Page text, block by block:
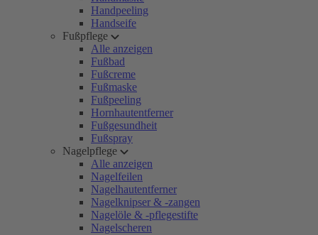
Handpeeling
Handseife
Fußpflege
Alle anzeigen
Fußbad
Fußcreme
Fußmaske
Fußpeeling
Hornhautentferner
Fußgesundheit
Fußspray
Nagelpflege
Alle anzeigen
Nagelfeilen
Nagelhautentferner
Nagelknipser & -zangen
Nagelöle & -pflegestifte
Nagelscheren